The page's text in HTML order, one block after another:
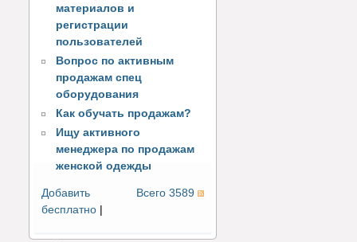
материалов и
регистрации
пользователей
Вопрос по активным
продажам спец
оборудования
Как обучать продажам?
Ищу активного
менеджера по продажам
женской одежды
Всего 3589
Добавить
бесплатно |